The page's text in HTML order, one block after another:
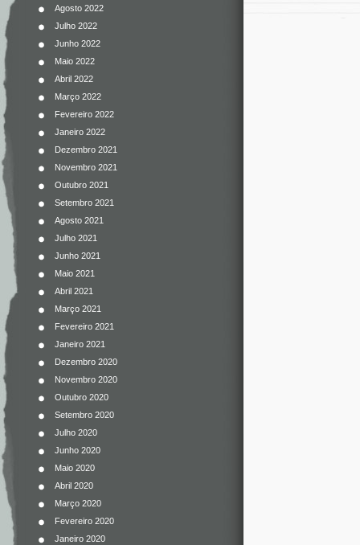
Agosto 2022
Julho 2022
Junho 2022
Maio 2022
Abril 2022
Março 2022
Fevereiro 2022
Janeiro 2022
Dezembro 2021
Novembro 2021
Outubro 2021
Setembro 2021
Agosto 2021
Julho 2021
Junho 2021
Maio 2021
Abril 2021
Março 2021
Fevereiro 2021
Janeiro 2021
Dezembro 2020
Novembro 2020
Outubro 2020
Setembro 2020
Julho 2020
Junho 2020
Maio 2020
Abril 2020
Março 2020
Fevereiro 2020
Janeiro 2020